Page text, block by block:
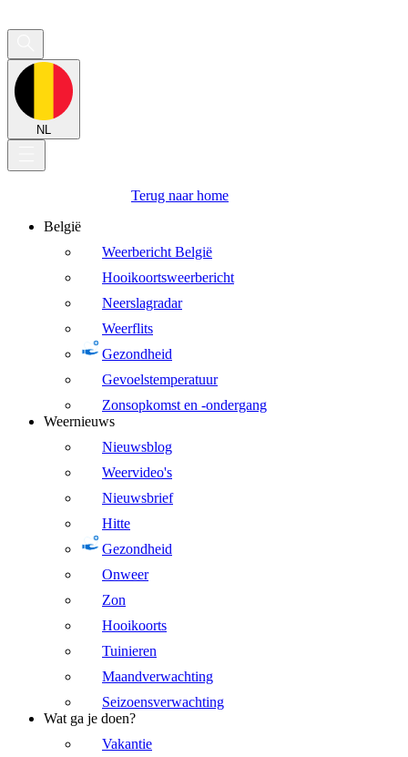
NL
Terug naar home
België
Weerbericht België
Hooikoortsweerbericht
Neerslagradar
Weerflits
Gezondheid
Gevoelstemperatuur
Zonsopkomst en -ondergang
Weernieuws
Nieuwsblog
Weervideo's
Nieuwsbrief
Hitte
Gezondheid
Onweer
Zon
Hooikoorts
Tuinieren
Maandverwachting
Seizoensverwachting
Wat ga je doen?
Vakantie